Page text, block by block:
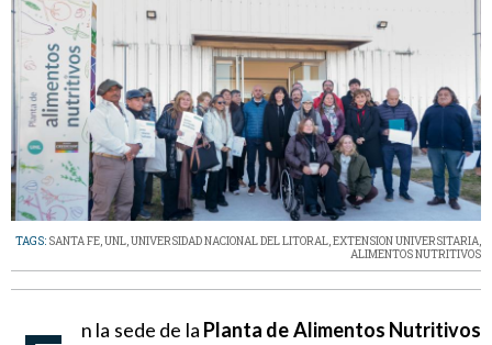
TAGS: SANTA FE,UNL,UNIVERSIDAD NACIONAL DEL LITORAL,EXTENSION UNIVERSITARIA,
ALIMENTOS NUTRITIVOS
En la sede de la Planta de Alimentos Nutritivos